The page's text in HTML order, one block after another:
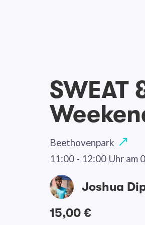
SWEAT
Beethovenpark
11:00 - 12:00 Uhr am
Joshua
15,00 €